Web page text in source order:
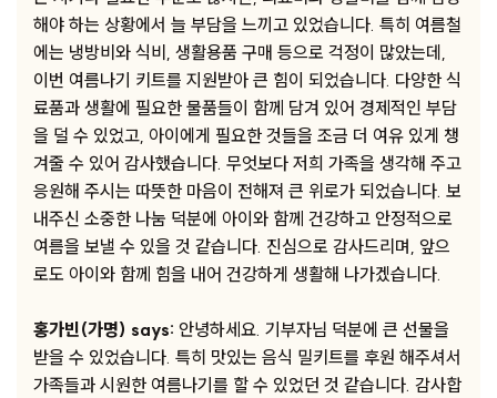
해야 하는 상황에서 늘 부담을 느끼고 있었습니다. 특히 여름철
에는 냉방비와 식비, 생활용품 구매 등으로 걱정이 많았는데,
이번 여름나기 키트를 지원받아 큰 힘이 되었습니다. 다양한 식
료품과 생활에 필요한 물품들이 함께 담겨 있어 경제적인 부담
을 덜 수 있었고, 아이에게 필요한 것들을 조금 더 여유 있게 챙
겨줄 수 있어 감사했습니다. 무엇보다 저희 가족을 생각해 주고
응원해 주시는 따뜻한 마음이 전해져 큰 위로가 되었습니다. 보
내주신 소중한 나눔 덕분에 아이와 함께 건강하고 안정적으로
여름을 보낼 수 있을 것 같습니다. 진심으로 감사드리며, 앞으
로도 아이와 함께 힘을 내어 건강하게 생활해 나가겠습니다.
홍가빈(가명) says: 안녕하세요. 기부자님 덕분에 큰 선물을
받을 수 있었습니다. 특히 맛있는 음식 밀키트를 후원 해주셔서
가족들과 시원한 여름나기를 할 수 있었던 것 같습니다. 감사합